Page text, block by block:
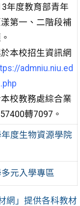
年度教育部青年
第一、二階段補
本校招生資訊網
admniu.niu.ed
校教務處綜合業
轉7097。
度生物資源學院
元入學專區
網」提供各科教材